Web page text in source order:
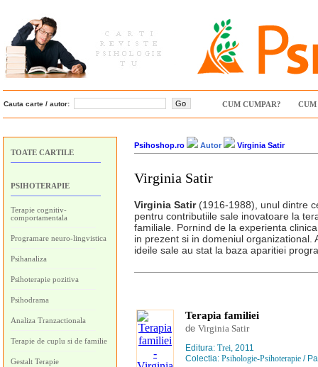
Cauta carte / autor: CUM CUMPAR? CUM
TOATE CARTILE
PSIHOTERAPIE
Terapie cognitiv-
comportamentala
Programare neuro-lingvistica
Psihanaliza
Psihoterapie pozitiva
Psihodrama
Analiza Tranzactionala
Terapie de cuplu si de familie
Gestalt Terapie
Psihoshop.ro Autor Virginia Satir
Virginia Satir
Virginia Satir(1916-1988), unul dintre
pentru contributiile sale inovatoare la
familiale. Pornind de la experienta
in prezent si in domeniul
ideile sale au stat la baza aparitiei
Terapia familiei
de Virginia Satir
Editura: Trei, 2011
Colectia: Psihologie-Psihoterapie /